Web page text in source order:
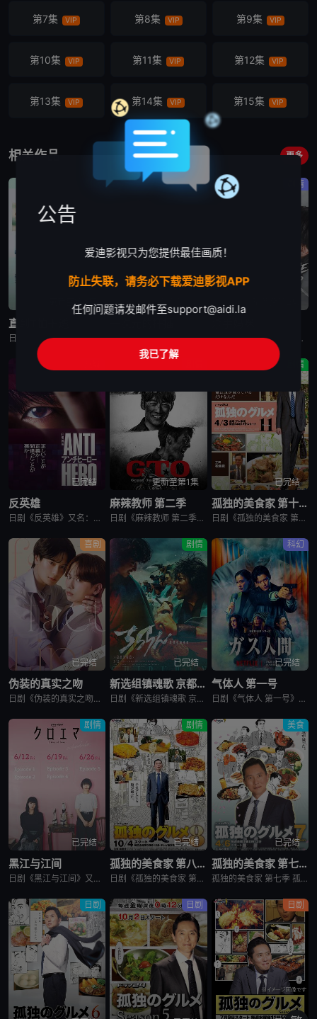
第7集 VIP 第8集 VIP 第9集 VIP
第10集 VIP 第11集 VIP 第12集 VIP
第13集 VIP 第14集 VIP 第15集 VIP
第17集
第20集 VIP
相关作品 更多
更新至第4集
直到T恤干透
日剧《直到T恤干透》又名：直到T恤干了为止(台),T恤晾干为止,T恤渐干,Until the T-Shirt Dries,Ｔシャツが乾くまで，讲述了：40岁的杂志编辑咲子（苍井优 饰）原本深信自己拥有
剧情
更新至第5集
日剧《一次元的扦插》又名：一次元的紫阳花,Labyrinth of Hortensia and the Minotaur,一次元の挿し木，讲述了：遗传学研究室的博士生七濑悠（山田凉介 饰）一直无法走出
剧情
日剧《杀手妈咪》又名：主妇杀手,有夫之妇杀手,Married Woman Killer,A Bona Fide Killer,유부녀 킬러，讲述了：改编自同名漫画。35岁的俞宝娜过着相夫教子的普通生活
已完结
反英雄
日剧《反英雄》又名：ANTI HERO,アンチヒーロー，讲述了：本剧超越了“律政电视剧”的框架，通过长谷川博己饰演的反英雄，向观众传达“正义到底是什么?”“被认为是世上的恶，真的是坏事吗?”，以快速的
更新至第1集
麻辣教师 第二季
日剧《麻辣教师 第二季》又名：GTO 2,GTO 続編，讲述了：故事背景设定在由大型企业出资设立的私立诚进学园。在这个推崇数字化管理、师生评价透明化的“令和教育现场”，52岁的鬼塚英吉将出任班主任。面
剧情
已完结
孤独的美食家 第十一季
日剧《孤独的美食家 第十一季》又名：孤独のグルメ Season11，讲述了：《孤独的美食家》 第11季宣布回归，定档4月3日开播。这也是继2022年10月第10季播出以来，该系列时隔三年半再次推出新一
喜剧
已完结
伪装的真实之吻
日剧《伪装的真实之吻》又名：Fake Fact Lips,フェイクファクトリップス，讲述了：四谷良与志藤全自高中时代起便是竞争对手，如今又成为营业部同期。同样优秀的两人，从成绩、运动到情人节巧克力数量
剧情
已完结
新选组镇魂歌 京都决战篇
日剧《新选组镇魂歌 京都决战篇》又名：ちるらん 新撰組鎮魂歌 配信ドラマ,ちるらん 新撰組鎮魂歌 京都決戦篇，讲述了：幕末的江户，终日打架斗殴、被称作“刺头”的土方岁三，与近藤勇、山南敬助、冲田总司等
科幻
已完结
气体人 第一号
日剧《气体人 第一号》又名：气体人第一号,气体人 第1号,气体人,Human Vapor,ガス人間，讲述了：冈本贤治（小栗旬 饰）是一位停职中的刑警，受命追查造成一连串离奇命案的罪魁祸首。一切始于一位
剧情
已完结
黑江与江间
日剧《黑江与江间》又名：黑江间,克洛伊与艾玛,克洛伊玛,克萝埃艾玛,クロエマ，讲述了：故事围绕着同时失去工作、恋人和住所的30岁女性艾玛展开。她在落魄之际偶遇神秘资产家克洛伊，两人随即在后者的豪宅中开
剧情
已完结
孤独的美食家 第八季
日剧《孤独的美食家 第八季》将围绕“勿忘初心”，挑战甜点特辑和美食剪辑等全新的主题，一定会让你大吃一惊。另外，那些藏在名不见经传的街头巷尾的美食也不容错过。备受瞩目的第一集将从那个热闹的地方启程。前所
美食
已完结
孤独的美食家 第七季
孤独的美食家 第七季 孤独のグルメ Season7是2018上映的剧情日剧。2012年1月，深夜开始悄悄播放的“孤独的美食家”终于迎来第7季了！众所周知，上季season 6从大阪的味道开始播出，但这次season 7重返初心，并开始与市井中不为人知的奇妙美食相遇。在“孤独的
日剧 日剧 日剧
公告
爱迪影视只为您提供最佳画质！
防止失联，请务必下载爱迪影视APP
任何问题请发邮件至support@aidi.la
我已了解